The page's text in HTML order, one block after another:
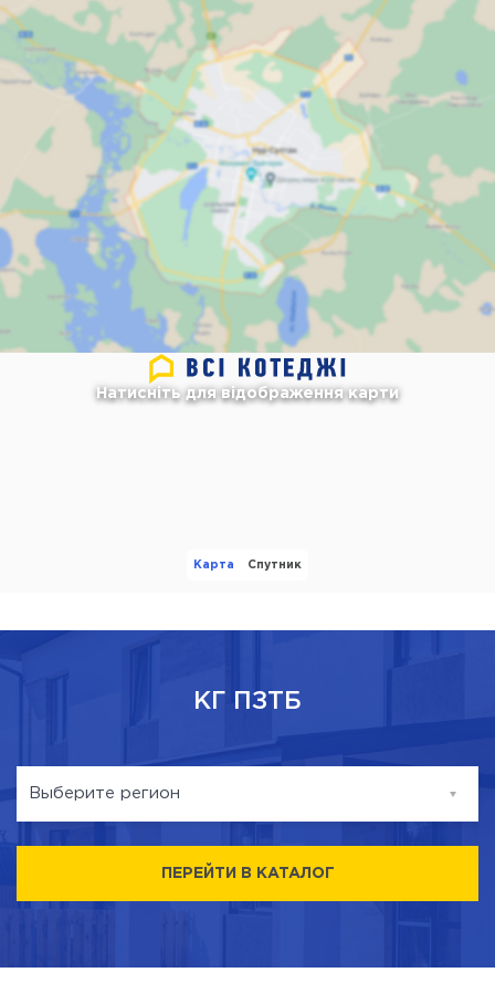
Натисніть для відображення карти
Карта Спутник
КГ ПЗТБ
Выберите регион
ПЕРЕЙТИ В КАТАЛОГ